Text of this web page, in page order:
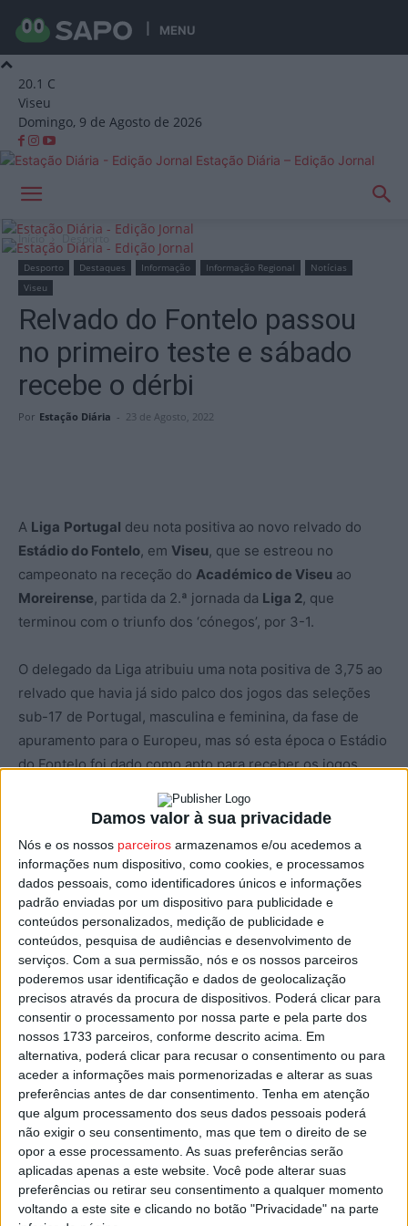
Damos valor à sua privacidade
Nós e os nossos parceiros armazenamos e/ou acedemos a
informações num dispositivo, como cookies, e processamos
dados pessoais, como identificadores únicos e informações
padrão enviadas por um dispositivo para publicidade e
conteúdos personalizados, medição de publicidade e
conteúdos, pesquisa de audiências e desenvolvimento de
serviços. Com a sua permissão, nós e os nossos parceiros
poderemos usar identificação e dados de geolocalização
precisos através da procura de dispositivos. Poderá clicar para
consentir o processamento por nossa parte e pela parte dos
nossos 1733 parceiros, conforme descrito acima. Em
alternativa, poderá clicar para recusar o consentimento ou para
aceder a informações mais pormenorizadas e alterar as suas
preferências antes de dar consentimento. Tenha em atenção
que algum processamento dos seus dados pessoais poderá
não exigir o seu consentimento, mas que tem o direito de se
opor a esse processamento. As suas preferências serão
aplicadas apenas a este website. Você pode alterar suas
preferências ou retirar seu consentimento a qualquer momento
voltando a este site e clicando no botão "Privacidade" na parte
MENU
20.1 C
Viseu
Domingo, 9 de Agosto de 2026
Estação Diária – Edição Jornal
Início Desporto
Desporto Destaques Informação Informação Regional
Notícias
Viseu
Relvado do Fontelo passou
no primeiro teste e sábado
recebe o dérbi
Por Estação Diária - 23 de Agosto, 2022
A Liga Portugal deu nota positiva ao novo relvado do
Estádio do Fontelo, em Viseu, que se estreou no
campeonato na receção do Académico de Viseu ao
Moreirense, partida da 2.ª jornada da Liga 2, que
terminou com o triunfo dos ‘cónegos’, por 3-1.
O delegado da Liga atribuiu uma nota positiva de 3,75 ao
relvado que havia já sido palco dos jogos das seleções
sub-17 de Portugal, masculina e feminina, da fase de
apuramento para o Europeu, mas só esta época o Estádio
do Fontelo foi dado como apto para receber os jogos
jogar em casa emprestada, o Municipal de Aveiro.
Fontelo que se prepara para receber o dérbi distrital,
entre Académico de Viseu eTondela, partida que está a
gerar grande expetativa entre os adeptos dos dois
clubes, sendo esperada uma boa lotação no sábado no
estádio, em jogo que começa pelas 11:00 e será
transmitido pela Sport TV.
Esta e outras notícias para ouvir na Estação Diária – 96.8
FM ou em
www.968.fm
Pub
TAGS Académico de Viseu Fontelo Futebol Viseu